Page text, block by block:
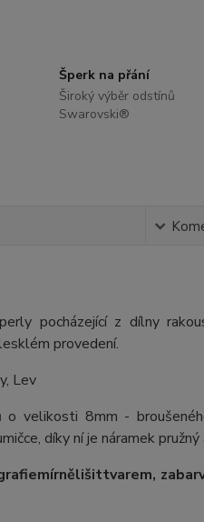
Šperk na přání
Široký výběr odstínů
Swarovski®
pocházející z dílny
provedení.
Lev
velikosti 8mm -
díky ní je náramek
mírnělišittvarem,